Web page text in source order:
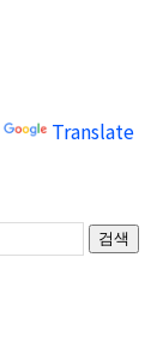
Translate